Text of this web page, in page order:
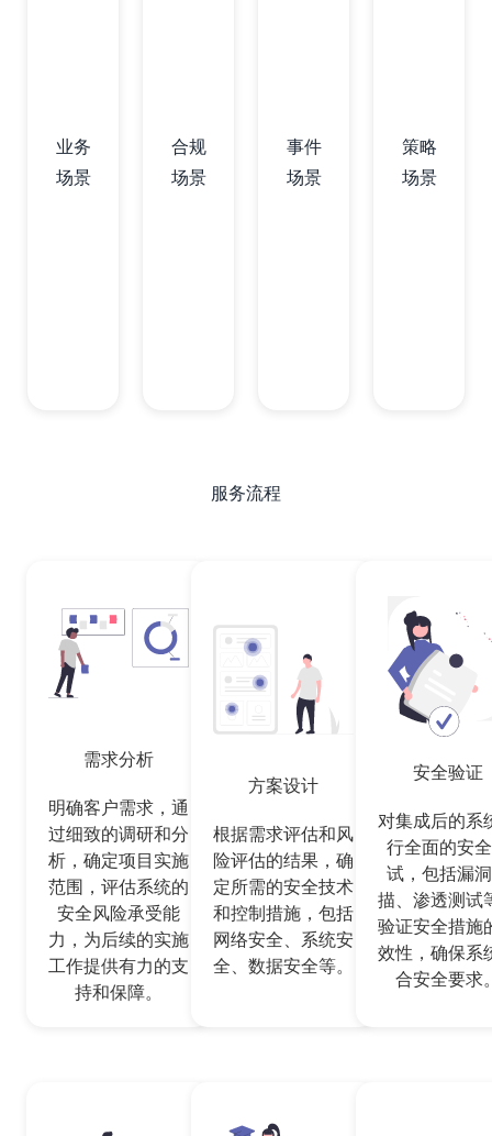
业务
场景
合规
场景
事件
场景
策略
场景
服务流程
需求分析
明确客户需求，通
过细致的调研和分
析，确定项目实施
范围，评估系统的
安全风险承受能
力，为后续的实施
工作提供有力的支
持和保障。
方案设计
根据需求评估和风
险评估的结果，确
定所需的安全技术
和控制措施，包括
网络安全、系统安
全、数据安全等。
安全验证
对集成后的系
行全面的安
试，包括漏
描、渗透测试
验证安全措施
效性，确保系
合安全要求